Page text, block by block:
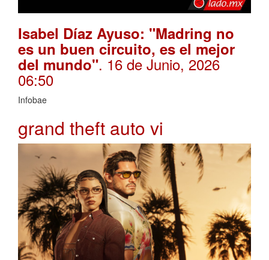
Isabel Díaz Ayuso: "Madring no
es un buen circuito, es el mejor
del mundo". 16 de Junio, 2026
06:50
Infobae
grand theft auto vi